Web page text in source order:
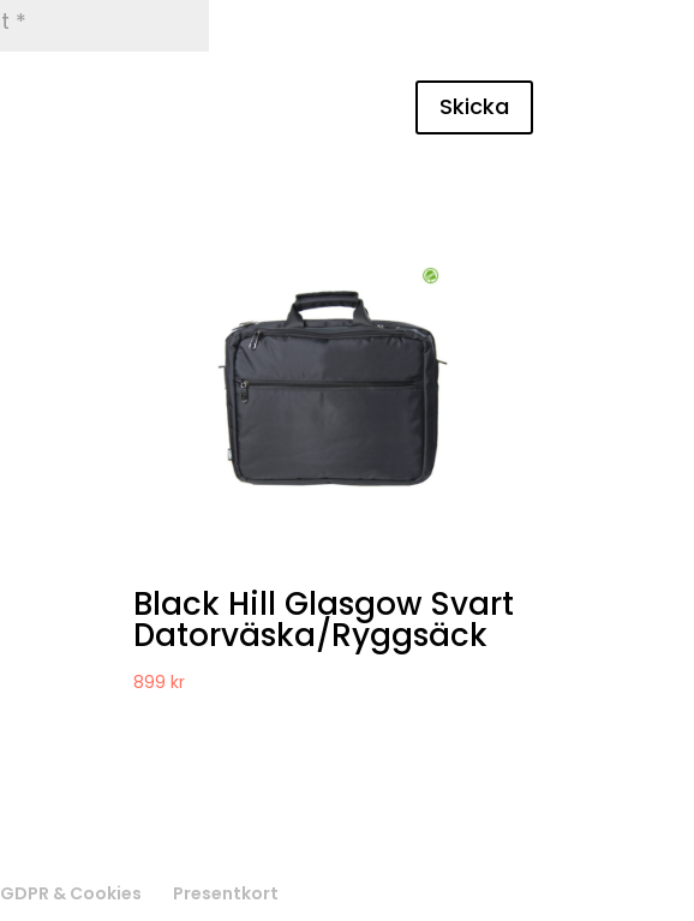
Skicka
Black Hill Glasgow Svart
Datorväska/Ryggsäck
899kr
GDPR & Cookies Presentkort